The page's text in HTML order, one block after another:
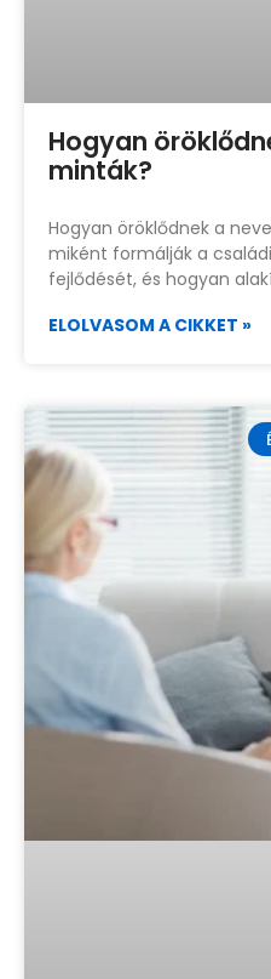
Hogyan
minták?
Hogyan öröklődnek a
miként formálják a
fejlődését, és hogyan
ELOLVASOM A CIKKET »